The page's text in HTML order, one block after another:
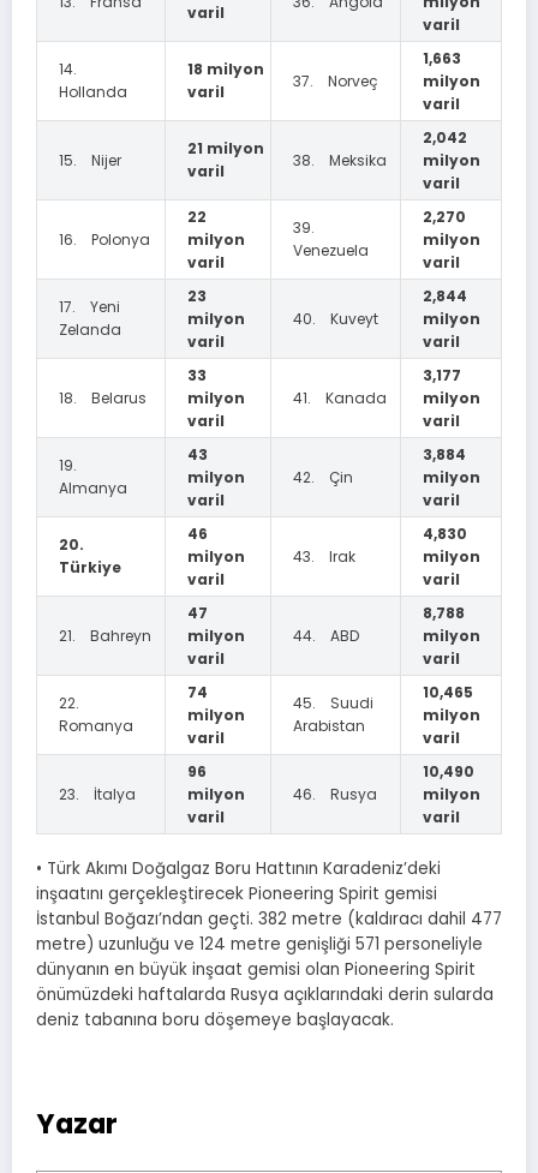
varil
varil
14.
Hollanda
18 milyon
varil
37. Norveç
1,663
milyon
varil
15. Nijer
21 milyon
varil
38. Meksika
2,042
milyon
varil
16. Polonya
22
milyon
varil
39.
Venezuela
2,270
milyon
varil
17. Yeni
Zelanda
23
milyon
varil
40. Kuveyt
2,844
milyon
varil
18. Belarus
33
milyon
varil
41. Kanada
3,177
milyon
varil
19.
Almanya
43
milyon
varil
42. Çin
3,884
milyon
varil
20.
Türkiye
46
milyon
varil
43. Irak
4,830
milyon
varil
21. Bahreyn
47
milyon
varil
44. ABD
8,788
milyon
varil
22.
Romanya
74
milyon
varil
45. Suudi
Arabistan
10,465
milyon
varil
23. İtalya
96
milyon
varil
46. Rusya
10,490
milyon
varil
• Türk Akımı Doğalgaz Boru Hattının Karadeniz’deki
inşaatını gerçekleştirecek Pioneering Spirit gemisi
İstanbul Boğazı’ndan geçti. 382 metre (kaldıracı dahil 477
metre) uzunluğu ve 124 metre genişliği 571 personeliyle
dünyanın en büyük inşaat gemisi olan Pioneering Spirit
önümüzdeki haftalarda Rusya açıklarındaki derin sularda
deniz tabanına boru döşemeye başlayacak.
Yazar